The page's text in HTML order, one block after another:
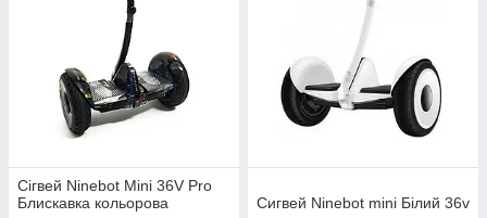
Сігвей Ninebot Mini 36V Pro
Блискавка кольорова
Сигвей Ninebot mini Білий 36v